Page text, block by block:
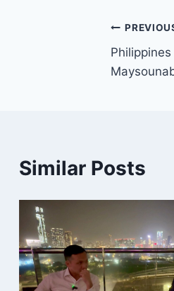
Post
Similar Posts